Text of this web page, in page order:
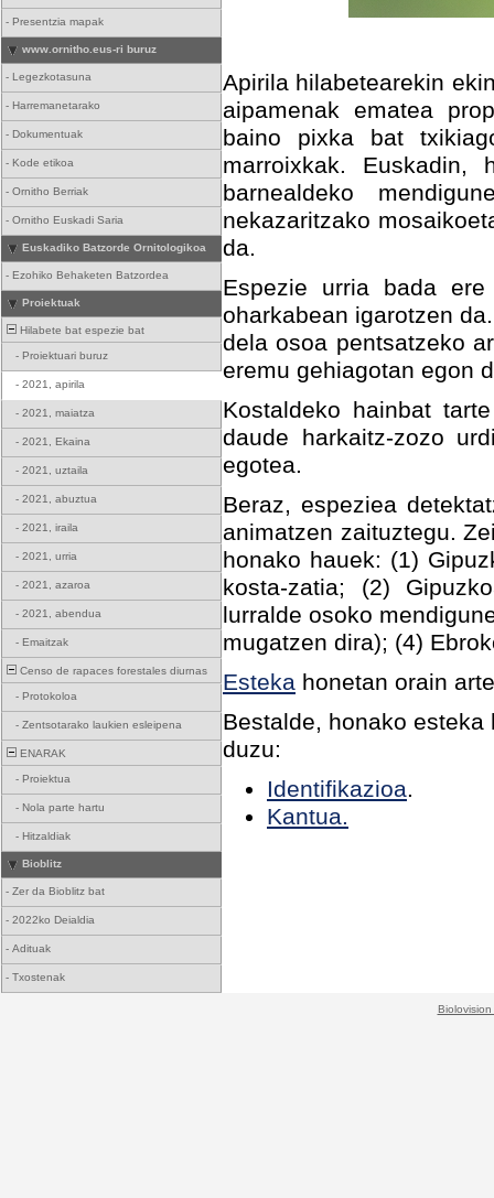
- Presentzia mapak
www.ornitho.eus-ri buruz
- Legezkotasuna
- Harremanetarako
- Dokumentuak
- Kode etikoa
- Ornitho Berriak
- Ornitho Euskadi Saria
Euskadiko Batzorde Ornitologikoa
- Ezohiko Behaketen Batzordea
Proiektuak
Hilabete bat espezie bat
- Proiektuari buruz
- 2021, apirila
- 2021, maiatza
- 2021, Ekaina
- 2021, uztaila
- 2021, abuztua
- 2021, iraila
- 2021, urria
- 2021, azaroa
- 2021, abendua
- Emaitzak
Censo de rapaces forestales diurnas
- Protokoloa
- Zentsotarako laukien esleipena
ENARAK
- Proiektua
- Nola parte hartu
- Hitzaldiak
Bioblitz
- Zer da Bioblitz bat
- 2022ko Deialdia
- Adituak
- Txostenak
Apirila hilabetearekin
aipamenak ematea
baino pixka bat
marroixkak.
barnealdeko
nekazaritzako
da.
Espezie urria bada
oharkabean igarotzen
dela osoa pentsatzeko
eremu gehiagotan egon
Kostaldeko hainbat
daude harkaitz-zozo
egotea.
Beraz, espeziea
animatzen zaituztegu.
honako hauek: (1)
kosta-zatia; (2)
lurralde osoko
mugatzen dira); (4)
Esteka honetan orain
Bestalde, honako
duzu:
Identifikazioa.
Kantua.
Biolovision